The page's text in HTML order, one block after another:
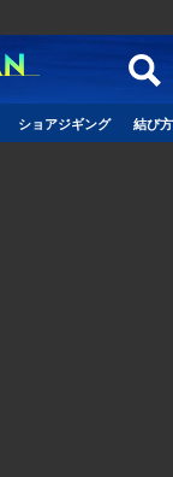
ショアジギング 結び